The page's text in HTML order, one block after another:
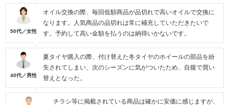
50代／女性
オイル交換の際、毎回低額商品が品切れで高いオイルで交換に
なります。人気商品の品切れは常に補充していただきたいで
す。予約して高い金額を払うのは納得いかないです。
40代／男性
夏タイヤ購入の際、付け替えた冬タイヤのホイールの部品を紛
失されてしまい、次のシーズンに気がついたため、自腹で買い
替えとなった。
チラシ等に掲載されている商品は確かに安価に感じますが、